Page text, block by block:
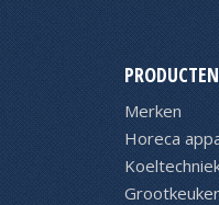
Merken
Horeca